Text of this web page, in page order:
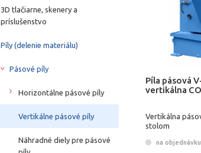
Píla pásová
vertikálna
Vertikálna
stolom
na
3D tlačiarne, skenery a
príslušenstvo
Píly (delenie materiálu)
Pásové píly
Horizontálne pásové píly
Vertikálne pásové píly
Náhradné diely pre pásové